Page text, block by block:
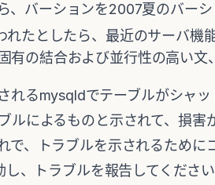
、バーションを2007夏のバー
れたとしたら、最近のサーバ機
有の結合および並行性の高い文
れるmysqldでテーブルがシャ
ルによるものと示されて、損
で、トラブルを示されるため
、トラブルを報告してくださ